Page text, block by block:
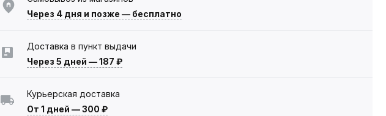
Через 4 дня и позже — бесплатно
Доставка в пункт выдачи
Через 5 дней —187 ₽
Курьерская доставка
От 1 дней —300 ₽